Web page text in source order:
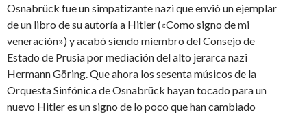
Osnabrück fue un simpatizante nazi que envió un ejemplar
de un libro de su autoría a Hitler («Como signo de mi
veneración») y acabó siendo miembro del Consejo de
Estado de Prusia por mediación del alto jerarca nazi
Hermann Göring. Que ahora los sesenta músicos de la
Orquesta Sinfónica de Osnabrück hayan tocado para un
nuevo Hitler es un signo de lo poco que han cambiado